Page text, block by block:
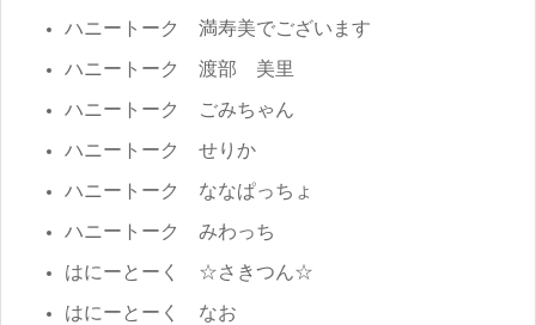
ハニートーク 満寿美でございます
ハニートーク 渡部 美里
ハニートーク ごみちゃん
ハニートーク せりか
ハニートーク ななぱっちょ
ハニートーク みわっち
はにーとーく ☆さきつん☆
はにーとーく なお